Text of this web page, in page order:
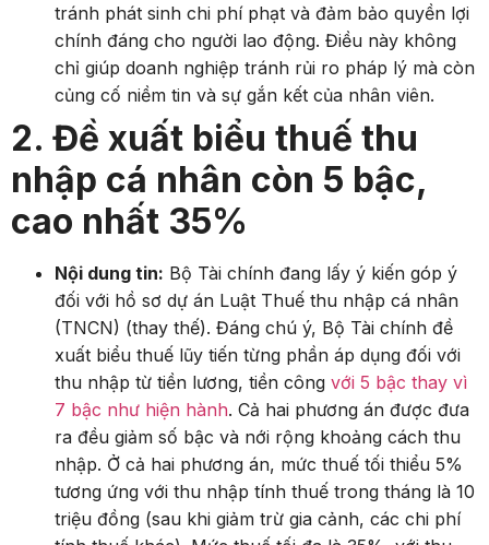
tránh phát sinh chi phí phạt và đảm bảo quyền lợi
chính đáng cho người lao động. Điều này không
chỉ giúp doanh nghiệp tránh rủi ro pháp lý mà còn
củng cố niềm tin và sự gắn kết của nhân viên.
2. Đề xuất biểu thuế thu
nhập cá nhân còn 5 bậc,
cao nhất 35%
Nội dung tin: Bộ Tài chính đang lấy ý kiến góp ý
đối với hồ sơ dự án Luật Thuế thu nhập cá nhân
(TNCN) (thay thế). Đáng chú ý, Bộ Tài chính đề
xuất biểu thuế lũy tiến từng phần áp dụng đối với
thu nhập từ tiền lương, tiền công với 5 bậc thay vì
7 bậc như hiện hành. Cả hai phương án được đưa
ra đều giảm số bậc và nới rộng khoảng cách thu
nhập. Ở cả hai phương án, mức thuế tối thiểu 5%
tương ứng với thu nhập tính thuế trong tháng là 10
triệu đồng (sau khi giảm trừ gia cảnh, các chi phí